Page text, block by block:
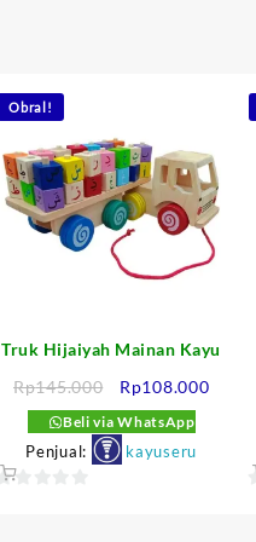
Obral!
Truk Hijaiyah Mainan Kayu
Rp145.000
Harga
aslinya
adalah:
Rp145.000.
Rp108.000Harga
Beli via WhatsApp
Penjual: kayuseru